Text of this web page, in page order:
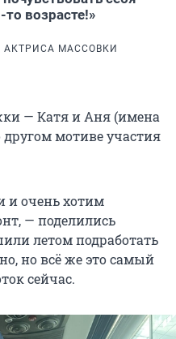
возрасте!»
АКТРИСА МАССОВКИ
— Катя и Аня (имена
мотиве участия
очень хотим
— поделились
летом подработать
но всё же это самый
сейчас.